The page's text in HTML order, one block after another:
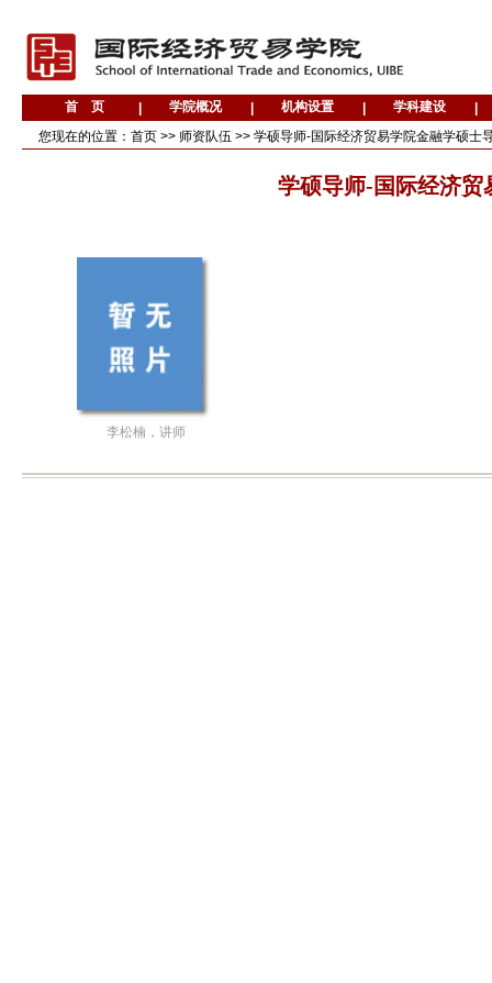
您现在的位置： 首页 >> 师资队伍 >> 学硕导师-国际经济贸易学院金融学硕士
学硕导师-国际经济贸
李松楠，讲师